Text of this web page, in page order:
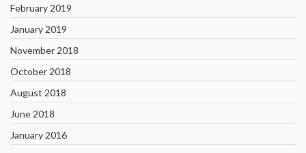
February 2019
January 2019
November 2018
October 2018
August 2018
June 2018
January 2016